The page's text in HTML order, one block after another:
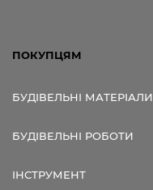
ПОКУПЦЯМ
БУДІВЕЛЬНІ МАТЕРІАЛИ
БУДІВЕЛЬНІ РОБОТИ
ІНСТРУМЕНТ